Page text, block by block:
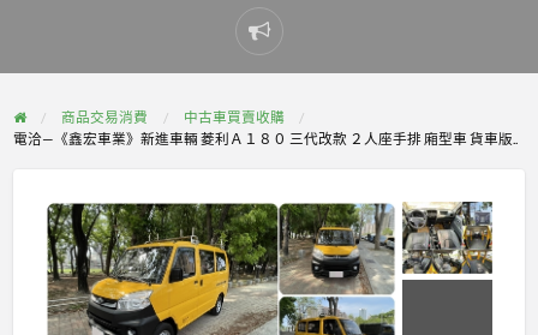
Report
problem
商品交易消費
中古車買賣收購
電洽—《鑫宏車業》新進車輛 菱利Ａ１８０ 三代改款 ２人座手排 廂型車 貨車版..